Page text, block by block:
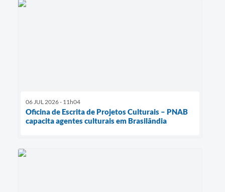
06 JUL 2026 - 11h04
Oficina de Escrita de Projetos Culturais – PNAB
capacita agentes culturais em Brasilândia